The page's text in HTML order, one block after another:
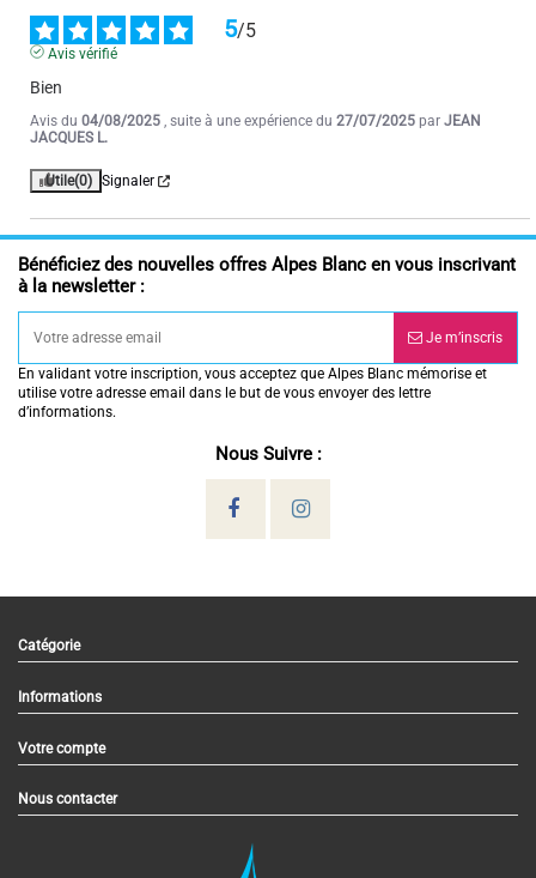
5/5
Avis vérifié
Bien
Avis du 04/08/2025 , suite à une expérience du 27/07/2025 par JEAN
JACQUES L.
Utile(0) Signaler
Bénéficiez des nouvelles offres Alpes Blanc en vous inscrivant
à la newsletter :
Je m’inscris
En validant votre inscription, vous acceptez que Alpes Blanc mémorise et
utilise votre adresse email dans le but de vous envoyer des lettre
d’informations.
Nous Suivre :
Catégorie
Informations
Votre compte
Nous contacter